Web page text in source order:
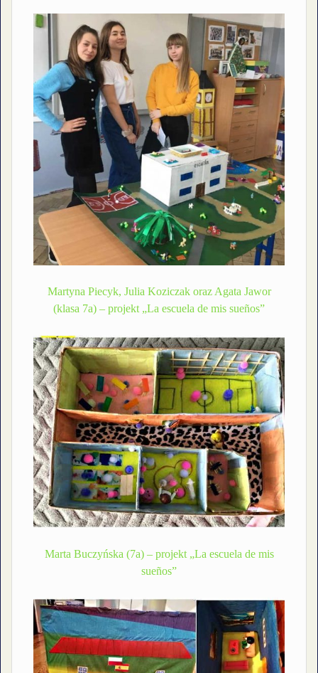
Martyna Piecyk, Julia Koziczak oraz Agata Jawor
(klasa 7a) – projekt „La escuela de mis sueños”
Marta Buczyńska (7a) – projekt „La escuela de mis
sueños”